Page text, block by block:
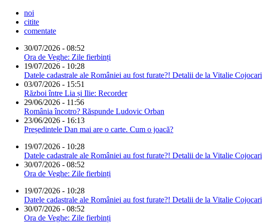
noi
citite
comentate
30/07/2026 - 08:52
Ora de Veghe: Zile fierbinți
19/07/2026 - 10:28
Datele cadastrale ale României au fost furate?! Detalii de la Vitalie Cojocari
03/07/2026 - 15:51
Război între Lia și Ilie: Recorder
29/06/2026 - 11:56
România încotro? Răspunde Ludovic Orban
23/06/2026 - 16:13
Președintele Dan mai are o carte. Cum o joacă?
19/07/2026 - 10:28
Datele cadastrale ale României au fost furate?! Detalii de la Vitalie Cojocari
30/07/2026 - 08:52
Ora de Veghe: Zile fierbinți
19/07/2026 - 10:28
Datele cadastrale ale României au fost furate?! Detalii de la Vitalie Cojocari
30/07/2026 - 08:52
Ora de Veghe: Zile fierbinți